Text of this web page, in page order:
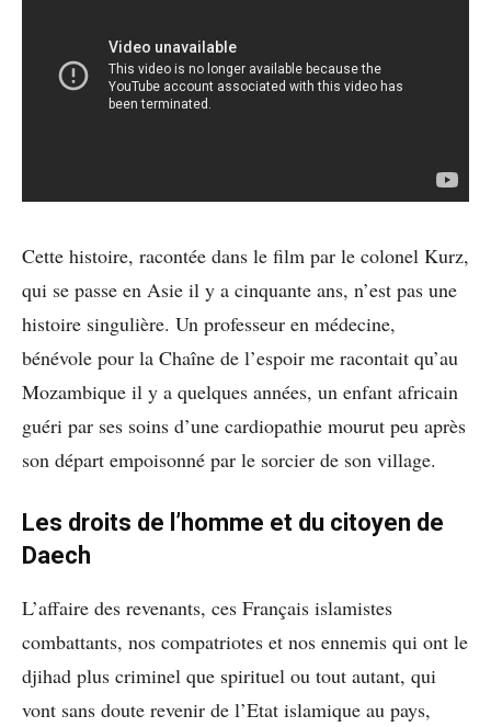
Cette histoire, racontée dans le film par le colonel Kurz,
qui se passe en Asie il y a cinquante ans, n’est pas une
histoire singulière. Un professeur en médecine,
bénévole pour la Chaîne de l’espoir me racontait qu’au
Mozambique il y a quelques années, un enfant africain
guéri par ses soins d’une cardiopathie mourut peu après
son départ empoisonné par le sorcier de son village.
Les droits de l’homme et du citoyen de
Daech
L’affaire des revenants, ces Français islamistes
combattants, nos compatriotes et nos ennemis qui ont le
djihad plus criminel que spirituel ou tout autant, qui
vont sans doute revenir de l’Etat islamique au pays,